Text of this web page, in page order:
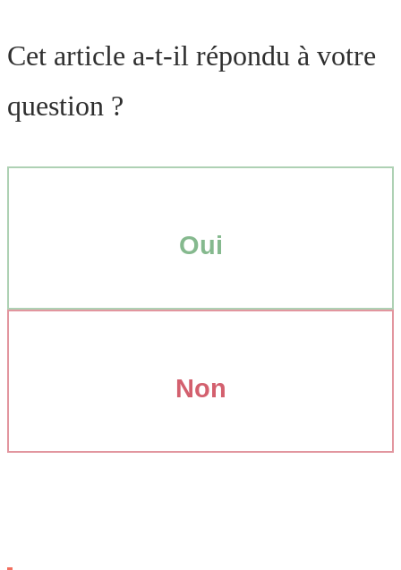
Cet article a-t-il répondu à votre
question ?
Oui
Non